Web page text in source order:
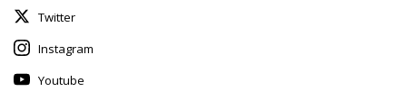
Twitter
Instagram
Youtube